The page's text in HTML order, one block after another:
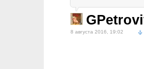
8 августа 2016, 19:02